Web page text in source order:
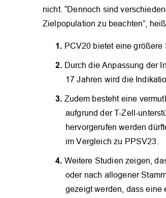
nicht. “Dennoch sind
Zielpopulation zu beachten”,
PCV20 bietet eine
Durch die Anpassung der
17 Jahren wird die
Zudem besteht eine
aufgrund der T-Zell-
hervorgerufen werden
im Vergleich zu PPSV23.
Weitere Studien zeigen,
oder nach allogener
gezeigt werden, dass eine